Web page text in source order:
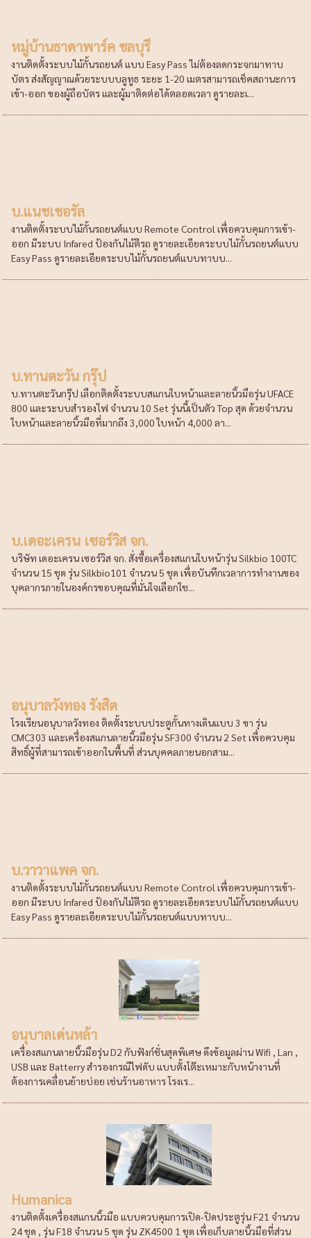
หมู่บ้านธาดาพาร์ค ชลบุรี
งานติดตั้งระบบไม้กั้นรถยนต์ แบบ Easy Pass ไม่ต้องลดกระจกมาทาบ
บัตร ส่งสัญญาณด้วยระบบบลูทูธ ระยะ 1-20 เมตรสามารถเช็คสถานะการ
เข้า-ออก ของผู้ถือบัตร และผู้มาติดต่อได้ตลอดเวลา ดูรายละเ...
บ.แนชเชอรัล
งานติดตั้งระบบไม้กั้นรถยนต์แบบ Remote Control เพื่อควบคุมการเข้า-
ออก มีระบบ Infared ป้องกันไม้ตีรถ ดูรายละเอียดระบบไม้กั้นรถยนต์แบบ
Easy Pass ดูรายละเอียดระบบไม้กั้นรถยนต์แบบทาบบ...
บ.ทานตะวัน กรุ๊ป
บ.ทานตะวันกรุ๊ป เลือกติดตั้งระบบสแกนใบหน้าและลายนิ้วมือรุ่น UFACE
800 และระบบสำรองไฟ จำนวน 10 Set รุ่นนี้เป็นตัว Top สุด ด้วยจำนวน
ใบหน้าและลายนิ้วมือที่มากถึง 3,000 ใบหน้า 4,000 ลา...
บ.เดอะเครน เซอร์วิส จก.
บริษัท เดอะเครน เซอร์วิส จก. สั่งซื้อเครื่องสแกนใบหน้ารุ่น Silkbio 100TC
จำนวน 15 ชุด รุ่น Silkbio101 จำนวน 5 ชุด เพื่อบันทึกเวลาการทำงานของ
บุคลากรภายในองค์กรขอบคุณที่มั่นใจเลือกใช...
อนุบาลวังทอง รังสิต
โรงเรียนอนุบาลวังทอง ติดตั้งระบบประตูกั้นทางเดินแบบ 3 ขา รุ่น
CMC303 และเครื่องสแกนลายนิ้วมือรุ่น SF300 จำนวน 2 Set เพื่อควบคุม
สิทธิ์ผู้ที่สามารถเข้าออกในพื้นที่ ส่วนบุคคลภายนอกสาม...
บ.วาวาแพค จก.
งานติดตั้งระบบไม้กั้นรถยนต์แบบ Remote Control เพื่อควบคุมการเข้า-
ออก มีระบบ Infared ป้องกันไม้ตีรถ ดูรายละเอียดระบบไม้กั้นรถยนต์แบบ
Easy Pass ดูรายละเอียดระบบไม้กั้นรถยนต์แบบทาบบ...
อนุบาลเด่นหล้า
เครื่องสแกนลายนิ้วมือรุ่น D2 กับฟังก์ชั่นสุดพิเศษ ดึงข้อมูลผ่าน Wifi , Lan ,
USB และ Batterry สำรองกรณีไฟดับ แบบตั้งโต๊ะเหมาะกับหน้างานที่
ต้องการเคลื่อนย้ายบ่อย เช่นร้านอาหาร โรงเร...
Humanica
งานติดตั้งเครื่องสแกนนิ้วมือ แบบควบคุมการเปิด-ปิดประตูรุ่น F21 จำนวน
24 ชุด , รุ่น F18 จำนวน 5 ชุด รุ่น ZK4500 1 ชุด เพื่อเก็บลายนิ้วมือที่ส่วน